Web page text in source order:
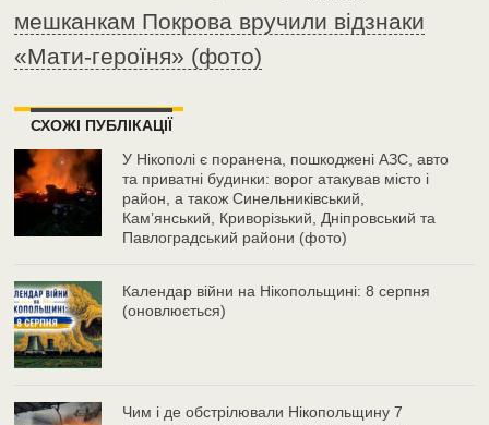
мешканкам Покрова вручили відзнаки
«Мати-героїня» (фото)
СХОЖІ ПУБЛІКАЦІЇ
У Нікополі є поранена, пошкоджені АЗС, авто
та приватні будинки: ворог атакував місто і
район, а також Синельниківський,
Камʼянський, Криворізький, Дніпровський та
Павлоградський райони (фото)
Календар війни на Нікопольщині: 8 серпня
(оновлюється)
Чим і де обстрілювали Нікопольщину 7